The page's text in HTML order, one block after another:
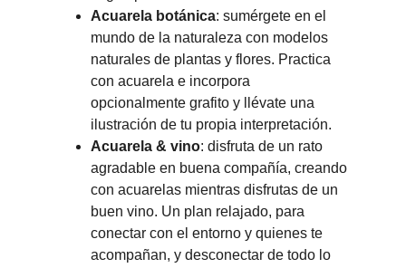
Acuarela botánica: sumérgete en el
mundo de la naturaleza con modelos
naturales de plantas y flores. Practica
con acuarela e incorpora
opcionalmente grafito y llévate una
ilustración de tu propia interpretación.
Acuarela & vino: disfruta de un rato
agradable en buena compañía, creando
con acuarelas mientras disfrutas de un
buen vino. Un plan relajado, para
conectar con el entorno y quienes te
acompañan, y desconectar de todo lo